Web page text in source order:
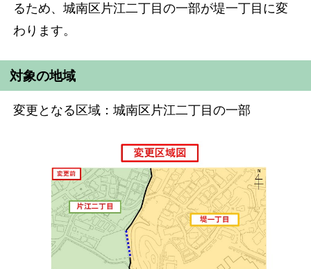
るため、城南区片江二丁目の一部が堤一丁目に変
わります。
対象の地域
変更となる区域：城南区片江二丁目の一部